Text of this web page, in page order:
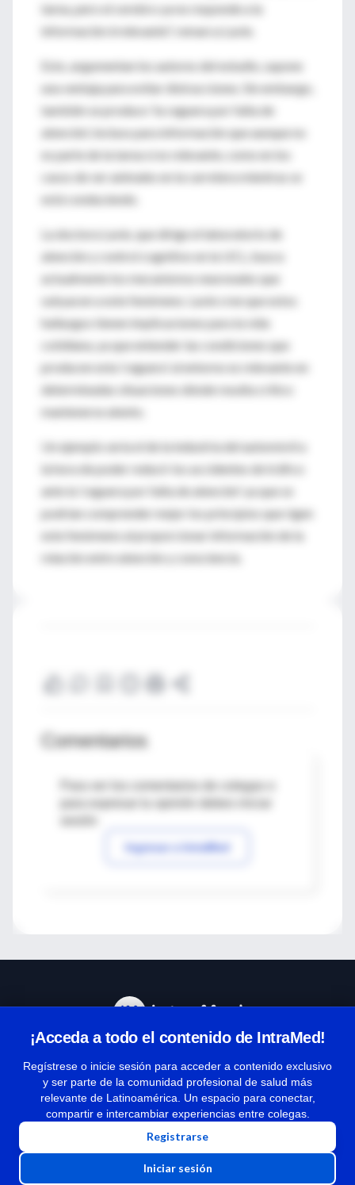
tarea, pero el cerebro ya no responde a la
información irrelevante", remarca Lavie.
Esto, argumentan los autores del estudio, supone
una ventaja para evitar distracciones. Sin embargo,
también se produce 'la ceguera por falta de
atención', incluso para información que aunque no
es parte de la tarea si es relevante, como en los
casos de ver animales en la carretera mientras se
está conduciendo.
La doctora Lavie, que dirige el laboratorio de
atención y control cognitivo en la UCL, busca
actualmente los mecanismos neuronales que
subyacen a este fenómeno. Lavie cree que estos
hallazgos tienen implicaciones para la vida
cotidiana, ya que entender las condiciones que
producen esta 'ceguera' al entorno es relevante en
determinadas situaciones dónde resulta crítico
mantenerse atento.
Un ejemplo sería el de la industria del automóvil a
la hora de poder reducir los accidentes de tráfico
ante la 'ceguera por falta de atención' ya que se
podrían comprender mejor los principios que rigen
este fenómeno al proporcionar información de la
relación entre atención y consciencia.
Comentarios
Para ver los comentarios de colegas o
Ingresar a IntraMed
¡Acceda a todo el contenido de IntraMed!
Regístrese o inicie sesión para acceder a contenido exclusivo
y ser parte de la comunidad profesional de salud más
relevante de Latinoamérica. Un espacio para conectar,
compartir e intercambiar experiencias entre colegas.
Registrarse
Iniciar sesión
Términos y condiciones
| Políticas de privacidad
| Todos los derechos reservados | Copyright 1997-2026